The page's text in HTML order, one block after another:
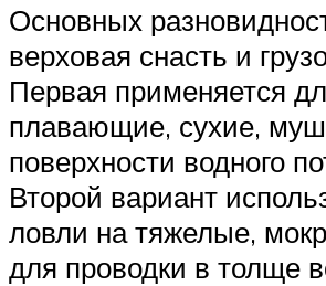
Основных
верховая снасть и
Первая применяется
плавающие, сухие,
поверхности водного
Второй вариант
ловли на тяжелые,
для проводки в толще